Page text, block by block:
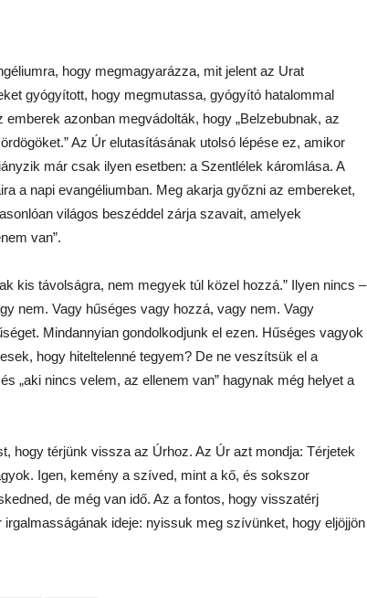
hogy megmagyarázza, mit jelent az Urat
gyógyított, hogy megmutassa, gyógyító hatalommal
azonban megvádolták, hogy „Belzebubnak, az
Az Úr elutasításának utolsó lépése ez, amikor
már csak ilyen esetben: a Szentlélek káromlása. A
a napi evangéliumban. Meg akarja győzni az embereket,
világos beszéddel zárja szavait, amelyek
van”.
kis távolságra, nem megyek túl közel hozzá.” Ilyen nincs –
nem. Vagy hűséges vagy hozzá, vagy nem. Vagy
Mindannyian gondolkodjunk el ezen. Hűséges vagyok
hogy hiteltelenné tegyem? De ne veszítsük el a
„aki nincs velem, az ellenem van” hagynak még helyet a
hogy térjünk vissza az Úrhoz. Az Úr azt mondja: Térjetek
Igen, kemény a szíved, mint a kő, és sokszor
de még van idő. Az a fontos, hogy visszatérj
ideje: nyissuk meg szívünket, hogy eljöjjön